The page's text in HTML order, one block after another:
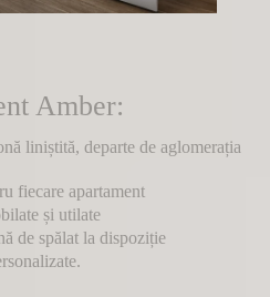
Amber:
liniștită, departe de aglomerația
fiecare apartament
și utilate
de spălat la dispoziție